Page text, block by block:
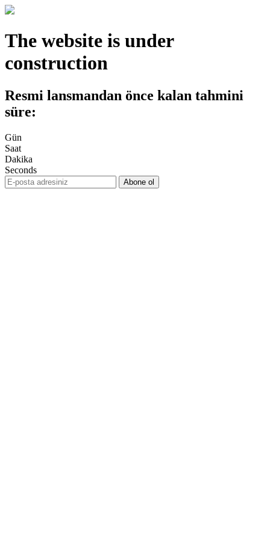
The website is under
construction
Resmi lansmandan önce kalan tahmini
süre:
Gün
Saat
Dakika
Seconds